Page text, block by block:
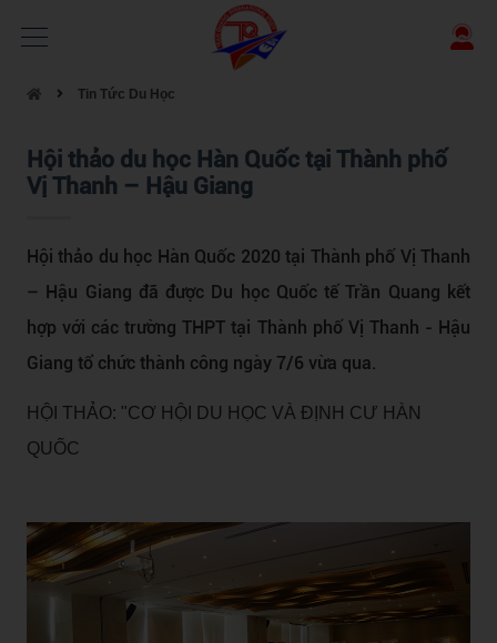
Tin Tức Du Học
Hội thảo du học Hàn Quốc tại Thành phố
Vị Thanh – Hậu Giang
Hội thảo du học Hàn Quốc 2020 tại Thành phố Vị Thanh
– Hậu Giang đã được Du học Quốc tế Trần Quang kết
hợp với các trường THPT tại Thành phố Vị Thanh - Hậu
Giang tổ chức thành công ngày 7/6 vừa qua.
HỘI THẢO: "CƠ HỘI DU HỌC VÀ ĐỊNH CƯ HÀN
QUỐC